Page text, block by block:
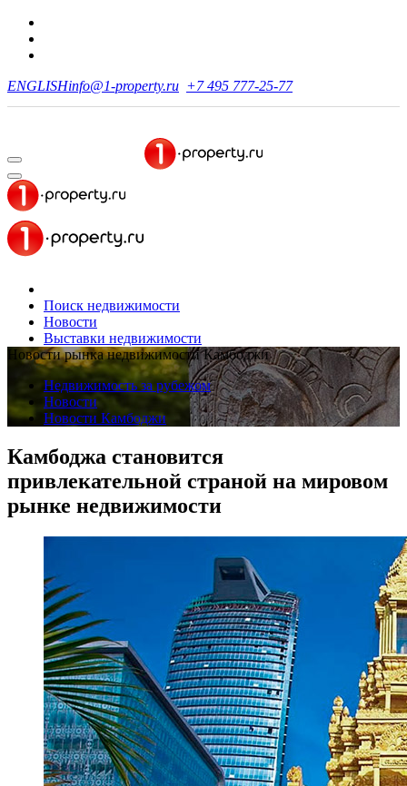
ENGLISHinfo@1-property.ru +7 495 777-25-77
Поиск недвижимости
Новости
Выставки недвижимости
Новости рынка недвижимости Камбоджи
Недвижимость за рубежом
Новости
Новости Камбоджи
Камбоджа становится
привлекательной страной на мировом
рынке недвижимости